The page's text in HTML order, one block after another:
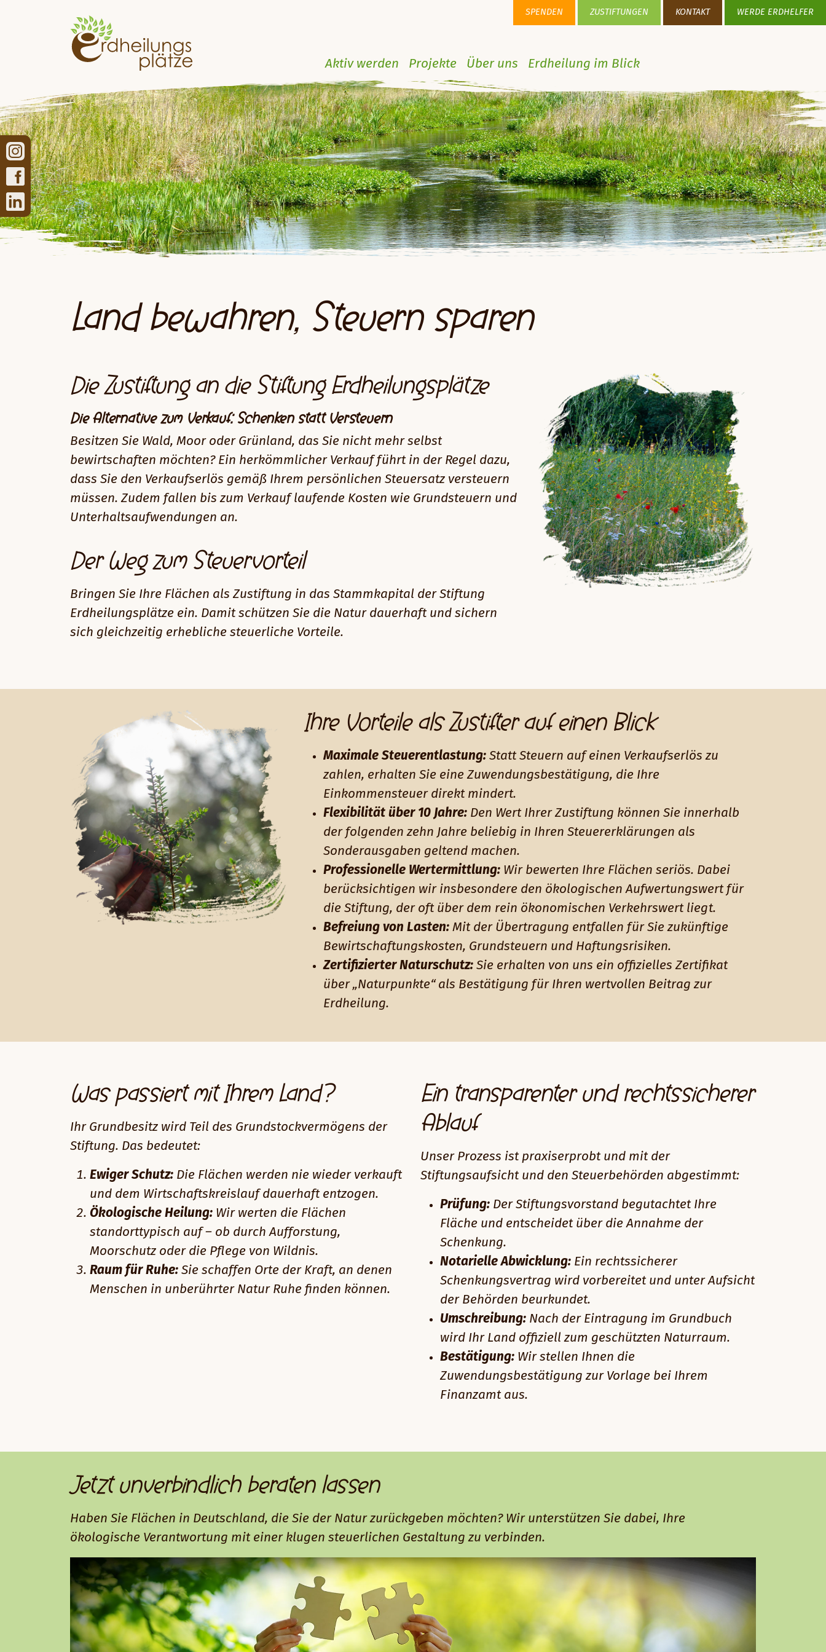
Aktiv werden Projekte Über uns Erdheilung im Blick
SPENDEN ZUSTIFTUNGEN KONTAKT WERDE ERDHELFER
Land bewahren, Steuern sparen
Die Zustiftung an die Stiftung Erdheilungsplätze
Die Alternative zum Verkauf: Schenken statt Versteuern
Besitzen Sie Wald, Moor oder Grünland, das Sie nicht mehr selbst
bewirtschaften möchten? Ein herkömmlicher Verkauf führt in der Regel dazu,
dass Sie den Verkaufserlös gemäß Ihrem persönlichen Steuersatz versteuern
müssen. Zudem fallen bis zum Verkauf laufende Kosten wie Grundsteuern und
Unterhaltsaufwendungen an.
Der Weg zum Steuervorteil
Bringen Sie Ihre Flächen als Zustiftung in das Stammkapital der Stiftung
Erdheilungsplätze ein. Damit schützen Sie die Natur dauerhaft und sichern
sich gleichzeitig erhebliche steuerliche Vorteile.
Ihre Vorteile als Zustifter auf einen Blick
Maximale Steuerentlastung: Statt Steuern auf einen Verkaufserlös zu
zahlen, erhalten Sie eine Zuwendungsbestätigung, die Ihre
Einkommensteuer direkt mindert.
Flexibilität über 10 Jahre: Den Wert Ihrer Zustiftung können Sie innerhalb
der folgenden zehn Jahre beliebig in Ihren Steuererklärungen als
Sonderausgaben geltend machen.
Professionelle Wertermittlung: Wir bewerten Ihre Flächen seriös. Dabei
berücksichtigen wir insbesondere den ökologischen Aufwertungswert für
die Stiftung, der oft über dem rein ökonomischen Verkehrswert liegt.
Befreiung von Lasten: Mit der Übertragung entfallen für Sie zukünftige
Bewirtschaftungskosten, Grundsteuern und Haftungsrisiken.
Zertifizierter Naturschutz: Sie erhalten von uns ein offizielles Zertifikat
über „Naturpunkte“ als Bestätigung für Ihren wertvollen Beitrag zur
Erdheilung.
Was passiert mit Ihrem Land?
Ihr Grundbesitz wird Teil des Grundstockvermögens der
Stiftung. Das bedeutet:
Ewiger Schutz: Die Flächen werden nie wieder verkauft
und dem Wirtschaftskreislauf dauerhaft entzogen.
Ökologische Heilung: Wir werten die Flächen
standorttypisch auf – ob durch Aufforstung,
Moorschutz oder die Pflege von Wildnis.
Raum für Ruhe: Sie schaffen Orte der Kraft, an denen
Menschen in unberührter Natur Ruhe finden können.
Ein transparenter und rechtssicherer
Ablauf
Unser Prozess ist praxiserprobt und mit der
Stiftungsaufsicht und den Steuerbehörden abgestimmt:
Prüfung: Der Stiftungsvorstand begutachtet Ihre
Fläche und entscheidet über die Annahme der
Schenkung.
Notarielle Abwicklung: Ein rechtssicherer
Schenkungsvertrag wird vorbereitet und unter Aufsicht
der Behörden beurkundet.
Umschreibung: Nach der Eintragung im Grundbuch
wird Ihr Land offiziell zum geschützten Naturraum.
Bestätigung: Wir stellen Ihnen die
Zuwendungsbestätigung zur Vorlage bei Ihrem
Finanzamt aus.
Jetzt unverbindlich beraten lassen
Haben Sie Flächen in Deutschland, die Sie der Natur zurückgeben möchten? Wir unterstützen Sie dabei, Ihre
ökologische Verantwortung mit einer klugen steuerlichen Gestaltung zu verbinden.